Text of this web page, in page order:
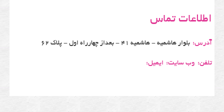
اطلاعات تماس
آدرس: بلوار هاشمیه - هاشمیه 41 - بعداز چهارراه اول - پلاک 62
تلفن: وب سایت: ایمیل: